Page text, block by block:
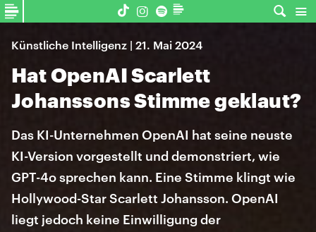
Künstliche Intelligenz | 21. Mai 2024
Hat OpenAI Scarlett
Johanssons Stimme geklaut?
Das KI-Unternehmen OpenAI hat seine neuste
KI-Version vorgestellt und demonstriert, wie
GPT-4o sprechen kann. Eine Stimme klingt wie
Hollywood-Star Scarlett Johansson. OpenAI
liegt jedoch keine Einwilligung der